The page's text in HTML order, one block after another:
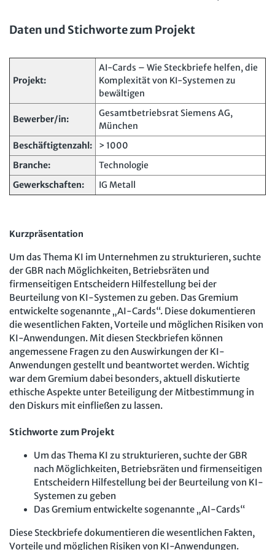
Daten und Stichworte zum Projekt
Projekt:
AI-Cards – Wie Steckbriefe helfen, die
Komplexität von KI-Systemen zu
bewältigen
Bewerber/in:
Gesamtbetriebsrat Siemens AG,
München
Beschäftigtenzahl:
> 1000
Branche:
Technologie
Gewerkschaften:
IG Metall
Kurzpräsentation
Um das Thema KI im Unternehmen zu strukturieren, suchte
der GBR nach Möglichkeiten, Betriebsräten und
firmenseitigen Entscheidern Hilfestellung bei der
Beurteilung von KI-Systemen zu geben. Das Gremium
entwickelte sogenannte „AI-Cards“. Diese dokumentieren
die wesentlichen Fakten, Vorteile und möglichen Risiken von
KI-Anwendungen. Mit diesen Steckbriefen können
angemessene Fragen zu den Auswirkungen der KI-
Anwendungen gestellt und beantwortet werden. Wichtig
war dem Gremium dabei besonders, aktuell diskutierte
ethische Aspekte unter Beteiligung der Mitbestimmung in
den Diskurs mit einfließen zu lassen.
Stichworte zum Projekt
Um das Thema KI zu strukturieren, suchte der GBR
nach Möglichkeiten, Betriebsräten und firmenseitigen
Entscheidern Hilfestellung bei der Beurteilung von KI-
Systemen zu geben
Das Gremium entwickelte sogenannte „AI-Cards“
Diese Steckbriefe dokumentieren die wesentlichen Fakten,
Vorteile und möglichen Risiken von KI-Anwendungen.